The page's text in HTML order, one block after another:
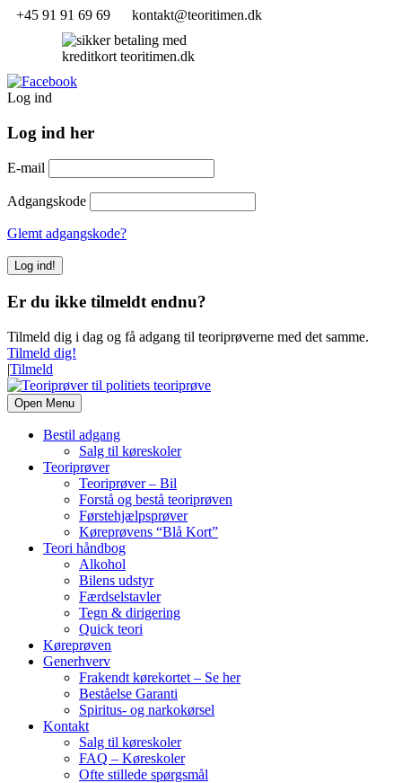
+45 91 91 69 69 kontakt@teoritimen.dk
Log ind
Log ind her
E-mail
Adgangskode
Glemt adgangskode?
Er du ikke tilmeldt endnu?
Tilmeld dig i dag og få adgang til teoriprøverne med det samme.
Tilmeld dig!
|Tilmeld
Open Menu
Bestil adgang
Salg til køreskoler
Teoriprøver
Teoriprøver – Bil
Forstå og bestå teoriprøven
Førstehjælpsprøver
Køreprøvens “Blå Kort”
Teori håndbog
Alkohol
Bilens udstyr
Færdselstavler
Tegn & dirigering
Quick teori
Køreprøven
Generhverv
Frakendt kørekortet – Se her
Beståelse Garanti
Spiritus- og narkokørsel
Kontakt
Salg til køreskoler
FAQ – Køreskoler
Ofte stillede spørgsmål